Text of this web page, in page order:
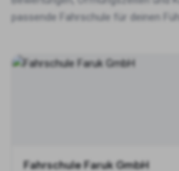
passende Fahrschule für deinen
Fahrschule Faruk GmbH